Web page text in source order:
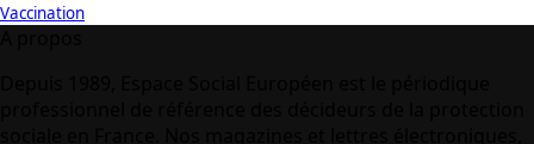
Vaccination